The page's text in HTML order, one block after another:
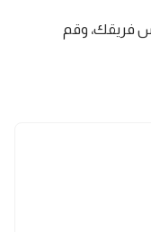
فريقك، وقم